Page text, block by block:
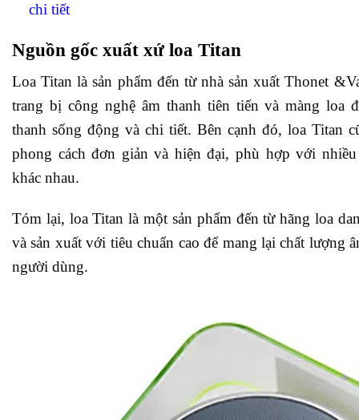
chi tiết
Nguồn gốc xuất xứ loa Titan
Loa Titan là sản phẩm đến từ nhà sản xuất Thonet
trang bị công nghệ âm thanh tiên tiến và màng loa
thanh sống động và chi tiết. Bên cạnh đó, loa Titan
phong cách đơn giản và hiện đại, phù hợp với
khác nhau.
Tóm lại, loa Titan là một sản phẩm đến từ hãng loa
và sản xuất với tiêu chuẩn cao để mang lại chất lượng
người dùng.